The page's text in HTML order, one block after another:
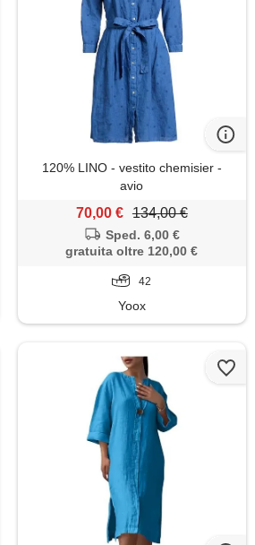
120% LINO - vestito chemisier -
avio
70,00 € 134,00 €
Sped. 6,00 €
gratuita oltre 120,00 €
42
Yoox